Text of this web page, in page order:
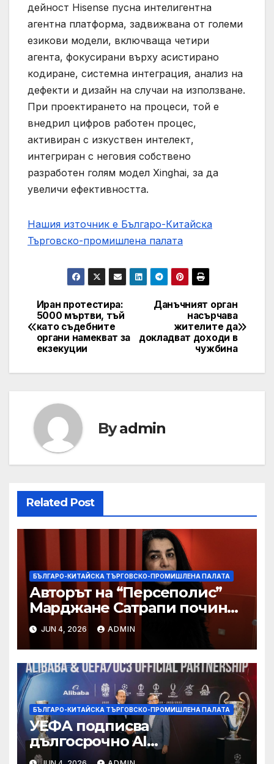
дейност Hisense пусна интелигентна
агентна платформа, задвижвана от големи
езикови модели, включваща четири
агента, фокусирани върху асистирано
кодиране, системна интеграция, анализ на
дефекти и дизайн на случаи на използване.
При проектирането на процеси, той е
внедрил цифров работен процес,
активиран с изкуствен интелект,
интегриран с неговия собствено
разработен голям модел Xinghai, за да
увеличи ефективността.
Нашия източник е Българо-Китайска
Търговско-промишлена палaта
Post
navigation
Данъчният орган
насърчава
жителите да
докладват доходи в
чужбина
Иран протестира:
5000 мъртви, тъй
като съдебните
органи намекват за
екзекуции
Byadmin
Related Post
БЪЛГАРО-КИТАЙСКА ТЪРГОВСКО-ПРОМИШЛЕНА ПАЛАТА
Авторът на “Персеполис”
Марджане Сатрапи почина
“от тъга” на 56 години
JUN 4, 2026 ADMIN
БЪЛГАРО-КИТАЙСКА ТЪРГОВСКО-ПРОМИШЛЕНА ПАЛАТА
УЕФА подписва
дългосрочно AI
партньорство с Alibaba